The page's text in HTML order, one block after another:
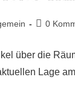
Beitrags-
0
über die
Lage